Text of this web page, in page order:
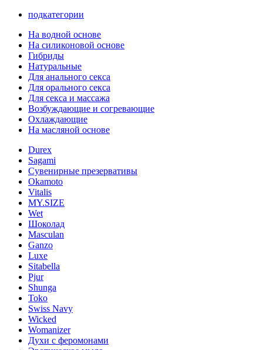
подкатегории
На водной основе
На силиконовой основе
Гибриды
Натуральные
Для анального секса
Для орального секса
Для секса и массажа
Возбуждающие и согревающие
Охлаждающие
На масляной основе
Durex
Sagami
Сувенирные презервативы
Okamoto
Vitalis
MY.SIZE
Wet
Шоколад
Masculan
Ganzo
Luxe
Sitabella
Pjur
Shunga
Toko
Swiss Navy
Wicked
Womanizer
Духи с феромонами